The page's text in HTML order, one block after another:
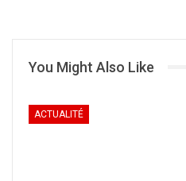
You Might Also Like
ACTUALITÉ